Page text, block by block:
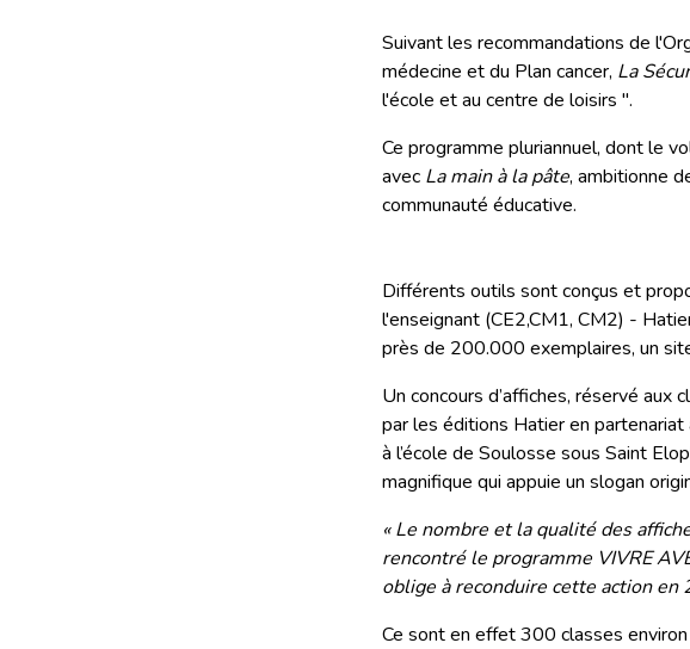
Suivant les recommandations de
médecine et du Plan cancer, La
l'école et au centre de loisirs ".
Ce programme pluriannuel, dont le
avec La main à la pâte, ambitionne
communauté éducative.
Différents outils sont conçus et
l'enseignant (CE2,CM1, CM2) -
près de 200.000 exemplaires, un
Un concours d’affiches, réservé
par les éditions Hatier en partenariat
à l’école de Soulosse sous Saint
magnifique qui appuie un slogan
« Le nombre et la qualité des
rencontré le programme VIVRE
oblige à reconduire cette action en
Ce sont en effet 300 classes